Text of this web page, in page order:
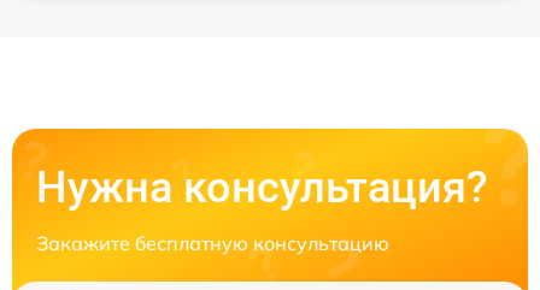
Нужна консультация?
Закажите бесплатную консультацию